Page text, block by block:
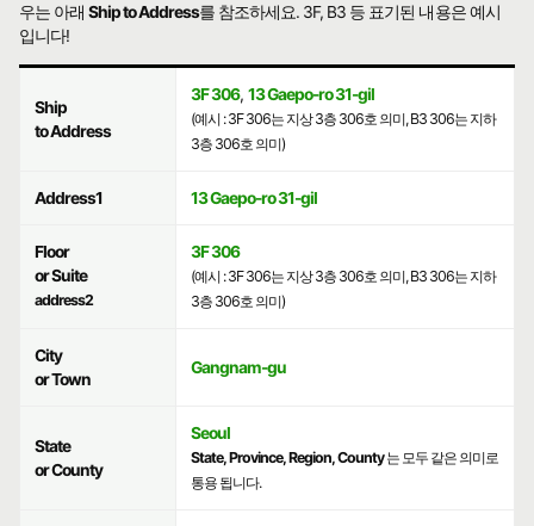
우는 아래Ship to Address를 참조하세요. 3F, B3 등 표기된 내용은 예시
입니다!
Ship
to Address
3F 306, 13 Gaepo-ro 31-gil
(예시 : 3F 306는 지상 3층 306호 의미, B3 306는 지하
3층 306호 의미)
Address1 13 Gaepo-ro 31-gil
Floor
or Suite
address2
3F 306
(예시 : 3F 306는 지상 3층 306호 의미, B3 306는 지하
3층 306호 의미)
City
or Town
Gangnam-gu
State
or County
Seoul
State, Province, Region, County는 모두 같은 의미로
통용 됩니다.